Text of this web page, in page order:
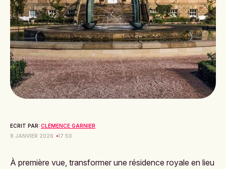
ECRIT PAR: CLÉMENCE GARNIER
8 JANVIER 2026
17:50
À première vue, transformer une résidence royale en lieu